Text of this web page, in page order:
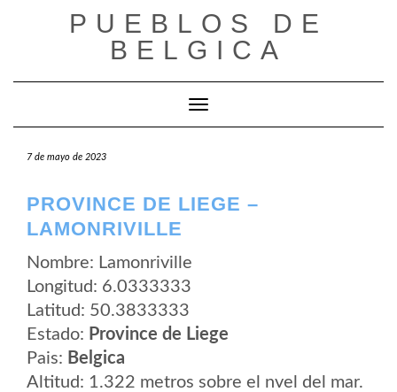
PUEBLOS DE
BELGICA
Cambiar modo de navegación
7 de mayo de 2023
PROVINCE DE LIEGE –
LAMONRIVILLE
Nombre: Lamonriville
Longitud: 6.0333333
Latitud: 50.3833333
Estado: Province de Liege
Pais: Belgica
Altitud: 1.322 metros sobre el nvel del mar.